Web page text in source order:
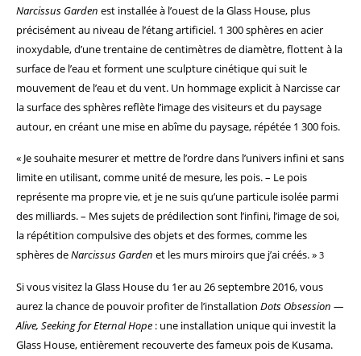
Narcissus Garden est installéeà l’ouest de la Glass House, plus
précisément au niveau de l’étang artificiel. 1 300 sphères en acier
inoxydable, d’une trentaine de centimètres de diamètre, flottent à la
surface de l’eau et forment une sculpture cinétique qui suit le
mouvement de l’eau et du vent. Un hommage explicit à Narcisse car
la surface des sphères reflète l’image des visiteurs et du paysage
autour, en créant une mise en abîme du paysage, répétée 1 300 fois.
« Je souhaite mesurer et mettre de l’ordre dans l’univers infini et sans
limite en utilisant, comme unité de mesure, les pois. – Le pois
représente ma propre vie, et je ne suis qu’une particule isolée parmi
des milliards. – Mes sujets de prédilection sont l’infini, l’image de soi,
la répétition compulsive des objets et des formes, comme les
sphères deNarcissus Garden et les murs miroirs que j’ai créés. » 3
Si vous visitez la Glass House du 1er au 26 septembre 2016, vous
aurez la chance de pouvoir profiter de l’installation Dots Obsession —
Alive, Seeking for Eternal Hope : une installation unique qui investit la
Glass House, entièrement recouverte des fameux pois de Kusama.